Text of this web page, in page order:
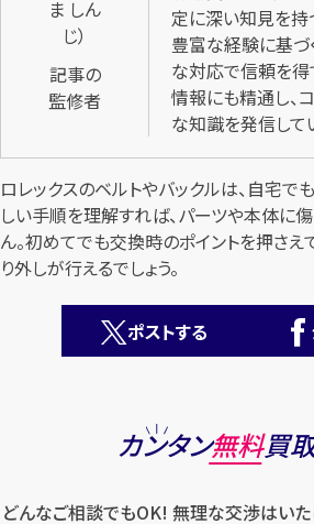
記事の
監修者
定に深い知見を持
豊富な経験に基
な対応で信頼を得
情報にも精通し、
な知識を発信して
ロレックスのベルトやバックルは、自宅で
しい手順を理解すれば、パーツや本体に
ん。初めてでも交換時のポイントを押さえ
り外しが行えるでしょう。
ポストする
カンタン無料買
どんなご相談でもOK! 無理な交渉はい